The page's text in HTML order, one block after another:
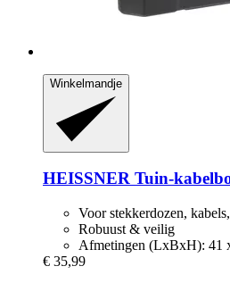
Winkelmandje
HEISSNER Tuin-​
Voor stekkerdozen,
Robuust & veilig
Afmetingen (LxBxH): 41
€ 35,99